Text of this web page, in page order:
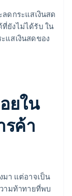
ลดกระแสเงินสด
ที่ยังไม่ได้รับ ใน
แสเงินสดของ
ยใน
รค้า
มา แต่อาจเป็น
ามท้าทายที่พบ